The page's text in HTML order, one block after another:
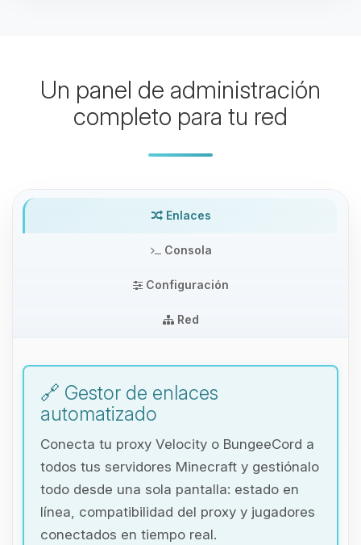
Un panel de administración
completo para tu red
Enlaces
Consola
Configuración
Red
🔗 Gestor de enlaces
automatizado
Conecta tu proxy Velocity o BungeeCord a
todos tus servidores Minecraft y gestiónalo
todo desde una sola pantalla: estado en
línea, compatibilidad del proxy y jugadores
conectados en tiempo real.
Yupi, por fin alguien con quien